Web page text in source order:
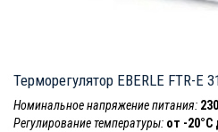
Терморегулятор EBERLE FTR-E
Номинальное напряжение питания:
Регулирование температуры: от -20°C